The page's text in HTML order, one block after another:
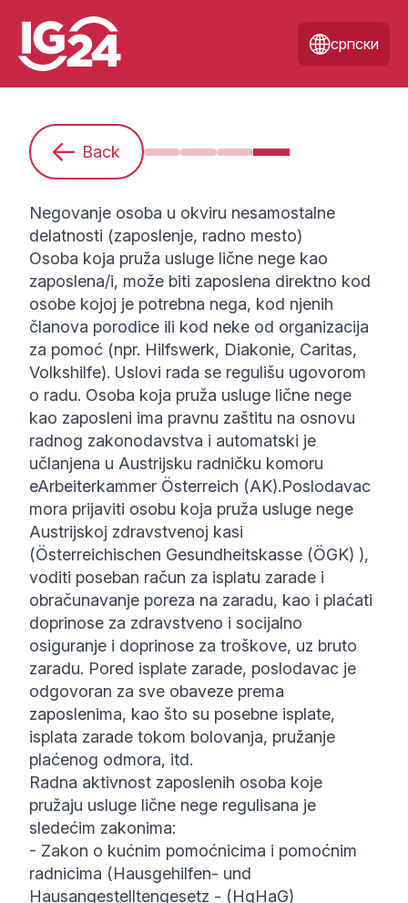
српски
Back Ja sam početnica/početnik. Šta
Kako ću se najbolje pripremiti
Koji oblici radnog
Negovanje osoba u
Negovanje osoba u okviru nesamostalne
delatnosti (zaposlenje, radno mesto)
Osoba koja pruža usluge lične nege kao
zaposlena/i, može biti zaposlena direktno kod
osobe kojoj je potrebna nega, kod njenih
članova porodice ili kod neke od organizacija
za pomoć (npr. Hilfswerk, Diakonie, Caritas,
Volkshilfe). Uslovi rada se regulišu ugovorom
o radu. Osoba koja pruža usluge lične nege
kao zaposleni ima pravnu zaštitu na osnovu
radnog zakonodavstva i automatski je
učlanjena u Austrijsku radničku komoru
eArbeiterkammer Österreich (AK).Poslodavac
mora prijaviti osobu koja pruža usluge nege
Austrijskoj zdravstvenoj kasi
(Österreichischen Gesundheitskasse (ÖGK) ),
voditi poseban račun za isplatu zarade i
obračunavanje poreza na zaradu, kao i plaćati
doprinose za zdravstveno i socijalno
osiguranje i doprinose za troškove, uz bruto
zaradu. Pored isplate zarade, poslodavac je
odgovoran za sve obaveze prema
zaposlenima, kao što su posebne isplate,
isplata zarade tokom bolovanja, pružanje
plaćenog odmora, itd.
Radna aktivnost zaposlenih osoba koje
pružaju usluge lične nege regulisana je
sledećim zakonima:
- Zakon o kućnim pomoćnicima i pomoćnim
radnicima (Hausgehilfen- und
Hausangestelltengesetz - (HgHaG)